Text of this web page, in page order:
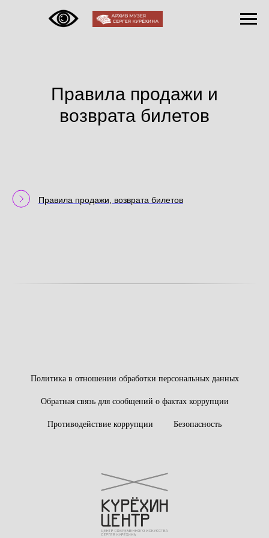
Правила продажи и
возврата билетов
Правила продажи, возврата билетов
Политика в отношении обработки персональных данных
Обратная связь для сообщений о фактах коррупции
Противодействие коррупции Безопасность